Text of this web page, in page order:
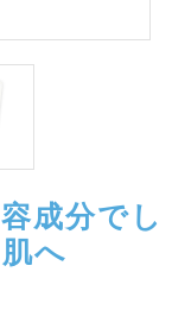
成分で し
へ